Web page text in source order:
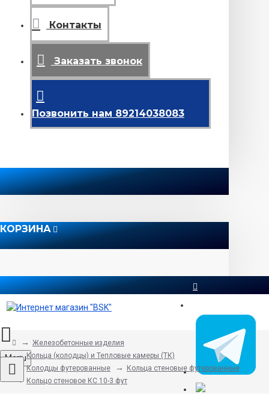
Контакты
Заказать звонок
Позвонить нам 89214038083
КОРЗИНА
Menu
Железобетонные изделия
Кольца (колодцы) и Тепловые камеры (ТК)
Колодцы футерованные
Кольца стеновые футерованные
Кольцо стеновое КС 10-3 фут